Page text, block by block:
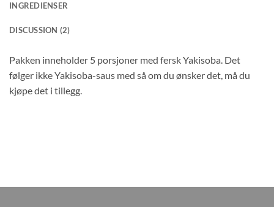
INGREDIENSER
DISCUSSION (2)
Pakken inneholder 5 porsjoner med fersk Yakisoba. Det
følger ikke Yakisoba-saus med så om du ønsker det, må du
kjøpe det i tillegg.